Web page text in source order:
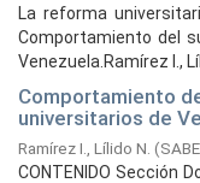
La reforma
Comportamiento del
Venezuela.Ramírez I.,
Comportamiento
universitarios de
Ramírez I., Lílido N. (
CONTENIDO Sección